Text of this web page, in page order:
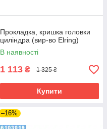
Прокладка, кришка головки
циліндра (вир-во Elring)
В наявності
1 113 ₴ 1 325 ₴
Купити
–16%